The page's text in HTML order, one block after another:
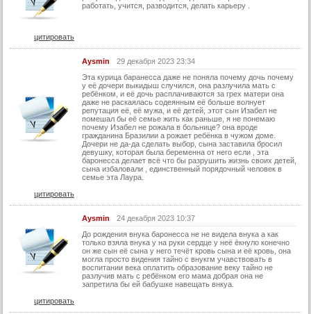
21 серия
23 серия (суб)
24 серия
24 серия (суб)
27 серия
27 серия (суб)
28 серия (суб)
работать, учится, разводится, делать карьеру .
цитировать
Aysmin
29 декабря 2023 23:34
Эта курица баранесса даже не поняла почему дочь почему
у её дочери выкидыш случился, она разлучила мать с
ребёнком, и её дочь расплачиваются за грех матери она
даже не раскаялась содеянным её больше волнует
репутация её, её мужа, и её детей, этот сын Изабел не
помешал бы её семье жить как раньше, я не понемаю
почему Изабел не рожала в больнице? она вроде
гражданина Бразилии а рожает ребёнка в чужом доме.
Дочери не да-да сделать выбор, сына заставила бросил
девушку, которая была беременна от него если , эта
баронесса делает всё что бы разрушить жизнь своих детей,
сына избаловали , единственный порядочный человек в
семье эта Лаура.
цитировать
Aysmin
24 декабря 2023 10:37
До рождения внука баронесса не не видела внука а как
только взяла внука у на руки сердце у неё ёкнуло конечно
он же сын её сына у него течёт кровь сына и её кровь, она
могла просто видения тайно с внукгм учавствовать в
воспитании века оплатить образование веку тайно не
разлучив мать с ребёнком его мама добрая она не
запретила бы ей бабушке навещать внкуа.
цитировать